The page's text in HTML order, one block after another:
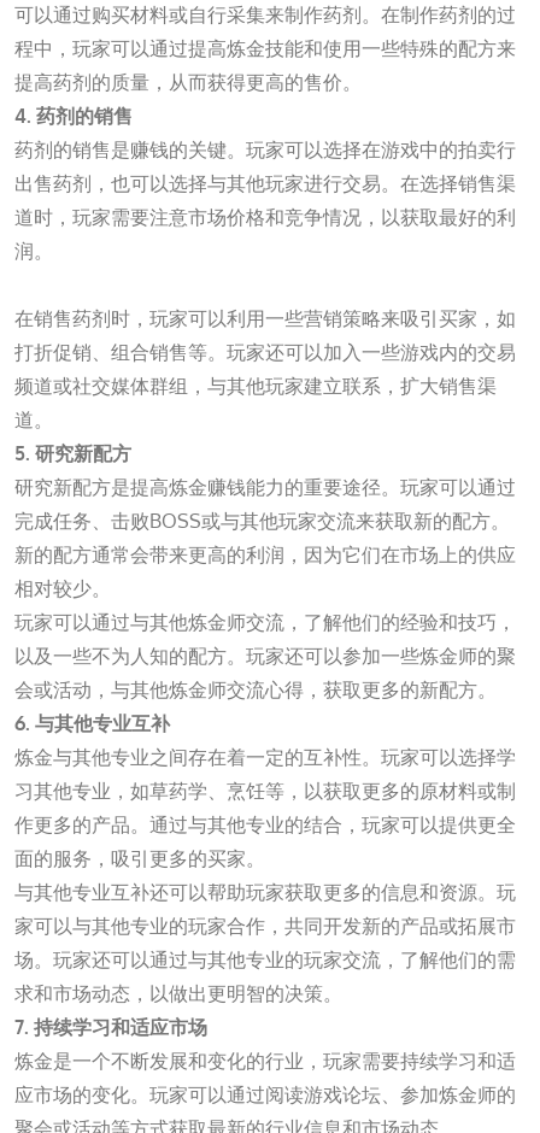
可以通过购买材料或自行采集来制作药剂。在制作药剂的过
程中，玩家可以通过提高炼金技能和使用一些特殊的配方来
提高药剂的质量，从而获得更高的售价。
4. 药剂的销售
药剂的销售是赚钱的关键。玩家可以选择在游戏中的拍卖行
出售药剂，也可以选择与其他玩家进行交易。在选择销售渠
道时，玩家需要注意市场价格和竞争情况，以获取最好的利
润。
在销售药剂时，玩家可以利用一些营销策略来吸引买家，如
打折促销、组合销售等。玩家还可以加入一些游戏内的交易
频道或社交媒体群组，与其他玩家建立联系，扩大销售渠
道。
5. 研究新配方
研究新配方是提高炼金赚钱能力的重要途径。玩家可以通过
完成任务、击败BOSS或与其他玩家交流来获取新的配方。
新的配方通常会带来更高的利润，因为它们在市场上的供应
相对较少。
玩家可以通过与其他炼金师交流，了解他们的经验和技巧，
以及一些不为人知的配方。玩家还可以参加一些炼金师的聚
会或活动，与其他炼金师交流心得，获取更多的新配方。
6. 与其他专业互补
炼金与其他专业之间存在着一定的互补性。玩家可以选择学
习其他专业，如草药学、烹饪等，以获取更多的原材料或制
作更多的产品。通过与其他专业的结合，玩家可以提供更全
面的服务，吸引更多的买家。
与其他专业互补还可以帮助玩家获取更多的信息和资源。玩
家可以与其他专业的玩家合作，共同开发新的产品或拓展市
场。玩家还可以通过与其他专业的玩家交流，了解他们的需
求和市场动态，以做出更明智的决策。
7. 持续学习和适应市场
炼金是一个不断发展和变化的行业，玩家需要持续学习和适
应市场的变化。玩家可以通过阅读游戏论坛、参加炼金师的
聚会或活动等方式获取最新的行业信息和市场动态。